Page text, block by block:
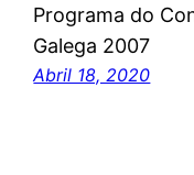
Programa do
Galega 2007
Abril 18, 2020